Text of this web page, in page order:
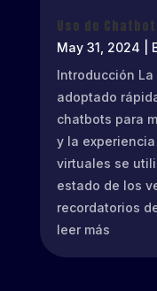
Uso de
May 31, 2024
Introducción
adoptado
chatbots para
y la
virtuales se
estado de los
recordatorios
leer más